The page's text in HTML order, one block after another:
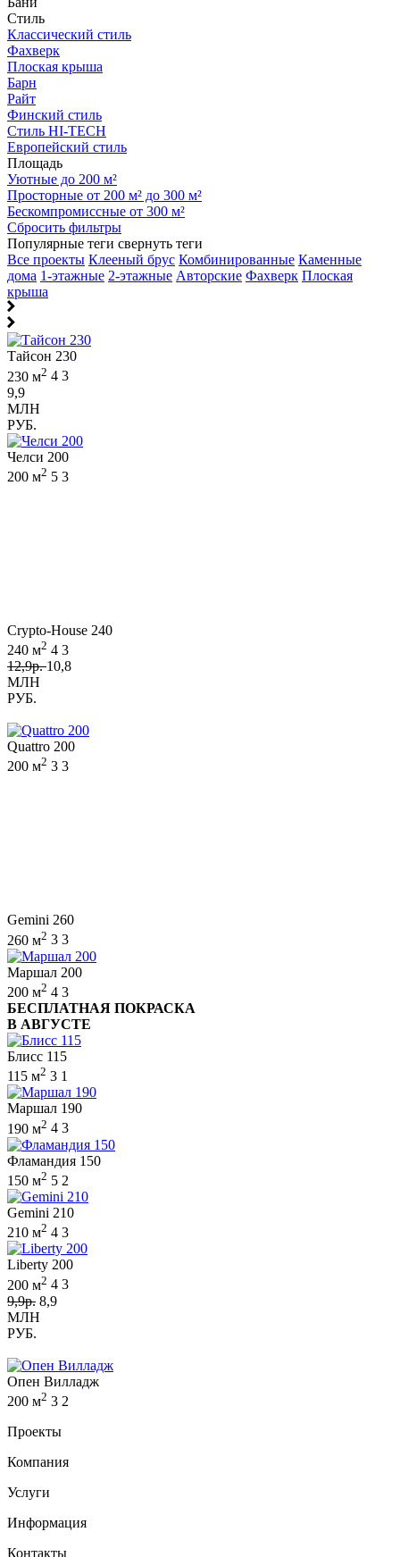
Стиль
Классический стиль
Фахверк
Плоская крыша
Барн
Райт
Финский стиль
Стиль HI-TECH
Европейский стиль
Площадь
Уютные до 200 м²
Просторные от 200 м² до 300 м²
Бескомпромиссные от 300 м²
Сбросить фильтры
Популярные теги свернуть теги
Все проекты Клееный брус Комбинированные Каменные
дома 1-этажные 2-этажные Авторские Фахверк Плоская
крыша
Тайсон 230
230 м2 4 3
9,9
МЛН
РУБ.
Челси 200
200 м2 5 3
Crypto-House 240
240 м2 4 3
12,9р.10,8
МЛН
РУБ.
Quattro 200
200 м2 3 3
Gemini 260
260 м2 3 3
Маршал 200
200 м2 4 3
БЕСПЛАТНАЯ ПОКРАСКА
В АВГУСТЕ
Блисс 115
115 м2 3 1
Маршал 190
190 м2 4 3
Фламандия 150
150 м2 5 2
Gemini 210
210 м2 4 3
Liberty 200
200 м2 4 3
9,9р. 8,9
МЛН
РУБ.
Опен Вилладж
200 м2 3 2
Проекты
Компания
Услуги
Информация
Контакты